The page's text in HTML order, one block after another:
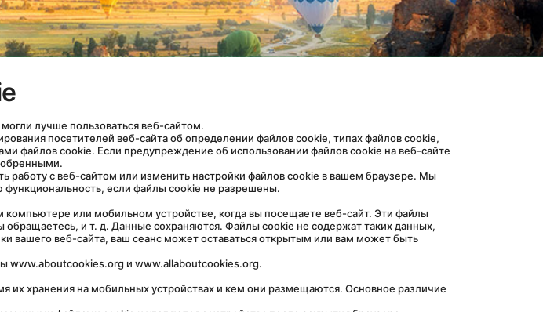
лучше пользоваться веб-сайтом.
файлов cookie. Если предупреждение об использовании файлов cookie на веб-сайте
если файлы cookie не разрешены.
и т. д. Данные сохраняются. Файлы cookie не содержат таких данных,
вашего веб-сайта, ваш сеанс может оставаться открытым или вам может быть
www.aboutcookies.org и www.allaboutcookies.org.